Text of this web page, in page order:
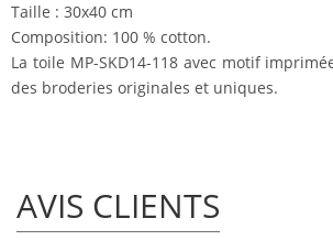
Taille : 30x40 cm
Composition: 100 % cotton.
La toile MP-SKD14-118 avec motif
des broderies originales et uniques.
AVIS CLIENTS